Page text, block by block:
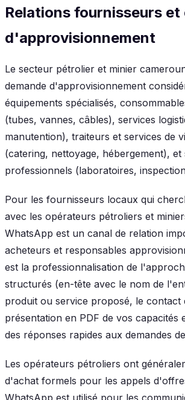
Relations fournisseurs et
d'approvisionnement
Le secteur pétrolier et minier
demande d'approvisionnement
équipements spécialisés,
(tubes, vannes, câbles), services
manutention), traiteurs et services de
(catering, nettoyage, hébergement), et
professionnels (laboratoires,
Pour les fournisseurs locaux qui
avec les opérateurs pétroliers et
WhatsApp est un canal de relation
acheteurs et responsables
est la professionnalisation de
structurés (en-tête avec le nom de
produit ou service proposé, le contact
présentation en PDF de vos capacités
des réponses rapides aux demandes
Les opérateurs pétroliers ont
d'achat formels pour les appels
WhatsApp est utilisé pour les